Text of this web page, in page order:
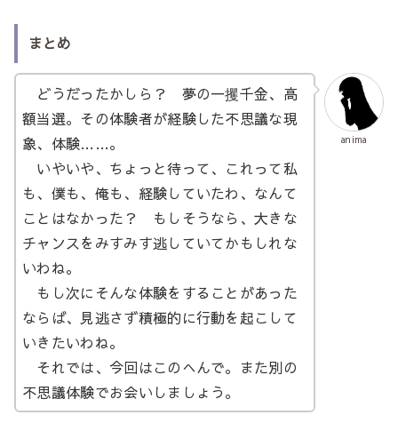
まとめ
anima
どうだったかしら？ 夢の一攫千金、高
額当選。その体験者が経験した不思議な現
象、体験……。
いやいや、ちょっと待って、これって私
も、僕も、俺も、経験していたわ、なんて
ことはなかった？ もしそうなら、大きな
チャンスをみすみす逃していてかもしれな
いわね。
もし次にそんな体験をすることがあった
ならば、見逃さず積極的に行動を起こして
いきたいわね。
それでは、今回はこのへんで。また別の
不思議体験でお会いしましょう。